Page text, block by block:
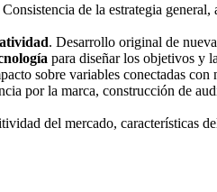
Consistencia de la estrategia
. Desarrollo original de
para diseñar los objetivos y
sobre variables conectadas
por la marca, construcción de
del mercado, características